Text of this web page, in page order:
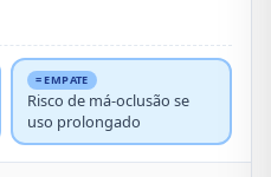
= EMPATE
Risco de má-oclusão se
uso prolongado